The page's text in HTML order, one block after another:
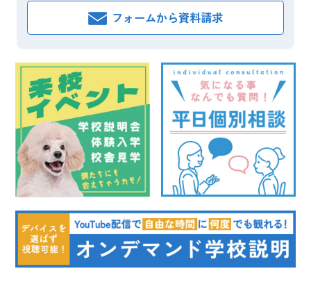
2026.07.05
（日）
インスタ投稿 受験生向け
【イベント情報】
2024.09.26
（木）
受験生向け
【学園祭2024】開催いたします🏫
2024.10.15（火） 卒業生向け 受験生向け 在校生向け
【学園祭2024】学園祭へご来場の皆さま
2026.05.27
（水）
イベント 受験生向け
６月のイベント情報
2026.08.05
（水）
こんにちは、暑い日々が続いてます。
フォームから資料請求